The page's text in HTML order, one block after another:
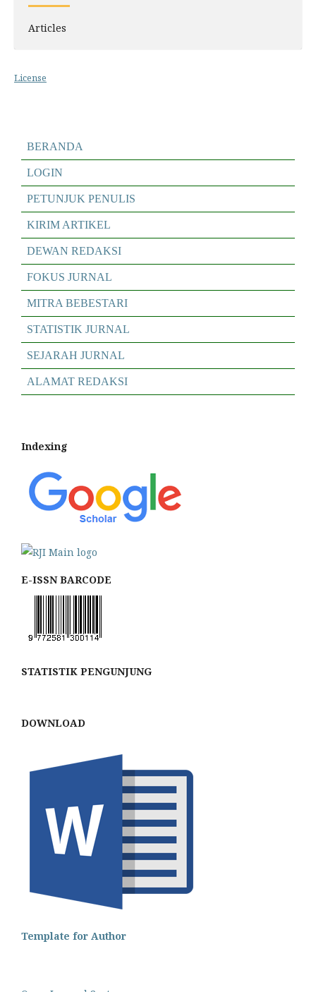
Articles
License
BERANDA
LOGIN
PETUNJUK PENULIS
KIRIM ARTIKEL
DEWAN REDAKSI
FOKUS JURNAL
MITRA BEBESTARI
STATISTIK JURNAL
SEJARAH JURNAL
ALAMAT REDAKSI
Indexing
E-ISSN BARCODE
STATISTIK PENGUNJUNG
DOWNLOAD
Template for Author